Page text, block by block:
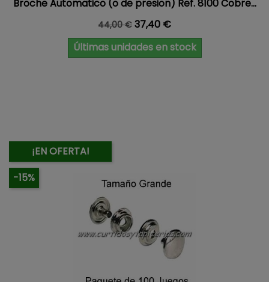
Broche Automatico (o de presion) Ref. 8100 Cobre...
Precio base
44,00 € Precio
37,40 €
Últimas unidades en stock
¡EN OFERTA!
-15%